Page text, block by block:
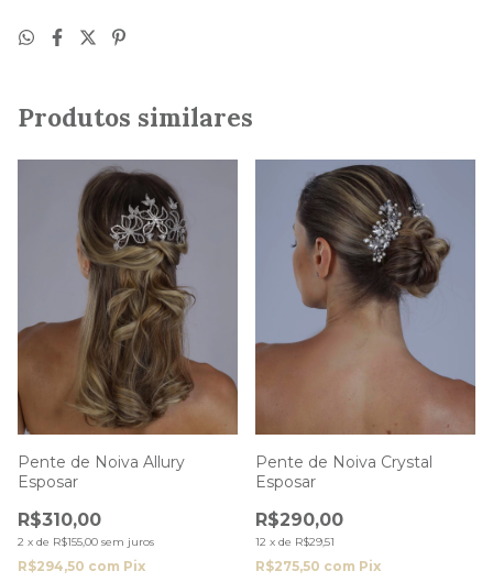
Produtos similares
Pente de Noiva Allury
Esposar
R$310,00
2 x de R$155,00 sem juros
R$294,50 com Pix
Pente de Noiva Crystal
Esposar
R$290,00
12 x de R$29,51
R$275,50 com Pix